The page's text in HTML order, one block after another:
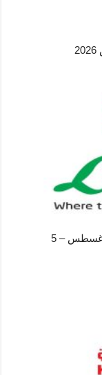
عروض لولو قطر اليوم مهرجان المنظفات 3 اغسطس – 5